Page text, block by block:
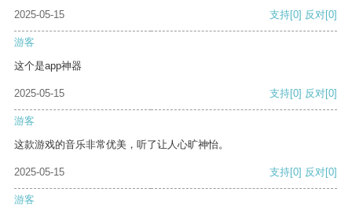
2025-05-15 支持[0] 反对[0]
游客
这个是app神器
2025-05-15 支持[0] 反对[0]
游客
这款游戏的音乐非常优美，听了让人心旷神怡。
2025-05-15 支持[0] 反对[0]
游客